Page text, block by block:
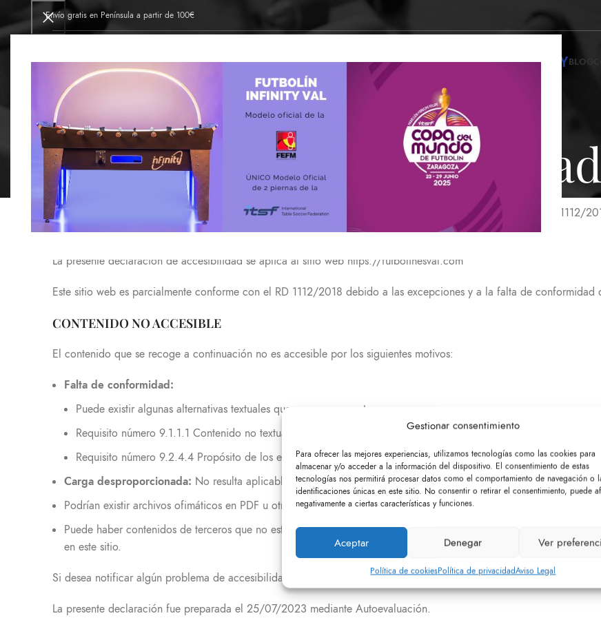
Gestionar consentimiento
Para ofrecer las mejores experiencias, utilizamos tecnologías como las cookies para
almacenar y/o acceder a la información del dispositivo. El consentimiento de estas
tecnologías nos permitirá procesar datos como el comportamiento de navegación o
identificaciones únicas en este sitio. No consentir o retirar el consentimiento, puede
negativamente a ciertas características y funciones.
Aceptar Denegar Ver
Política de cookiesPolítica de privacidadAviso Legal
Envío gratis en Península a partir de 100€
INICIOFÁBRICA DE FUTBOLINESTIENDA DE FUTBOLINESALQUILER DE FUTBOLINESINFINITYBLOG
Accesibilidad
FUTBOLINES VAL se ha comprometido a hacer accesible su sitio web, de conformidad con el Real Decreto 1112/
web y aplicaciones para dispositivos móviles del sector público, o desarrollos financiados desde Europa.
La presente declaración de accesibilidad se aplica al sitio web https://futbolinesval.com
Este sitio web es parcialmente conforme con el RD 1112/2018 debido a las excepciones y a la falta de
CONTENIDO NO ACCESIBLE
El contenido que se recoge a continuación no es accesible por los siguientes motivos:
Falta de conformidad:
Puede existir algunas alternativas textuales que no sean correctas.
Requisito número 9.1.1.1 Contenido no textual de UNE-EN 301549:2022: Pueden existir algunos enlaces cuya
Requisito número 9.2.4.4 Propósito de los enlaces de UNE-EN 301549:2022: Podrían existir fallos puntuales
Carga desproporcionada: No resulta aplicable. El contenido no entra dentro del ámbito de la legislación
Podrían existir archivos ofimáticos en PDF u otros formatos publicados que no cumplan en su totalidad todos los
Puede haber contenidos de terceros que no estén desarrollados en esta Unidad, ni bajo su control, como
en este sitio.
Si desea notificar algún problema de accesibilidad, puede hacerlo desde nuestro formulario en la página de
La presente declaración fue preparada el 25/07/2023 mediante Autoevaluación.